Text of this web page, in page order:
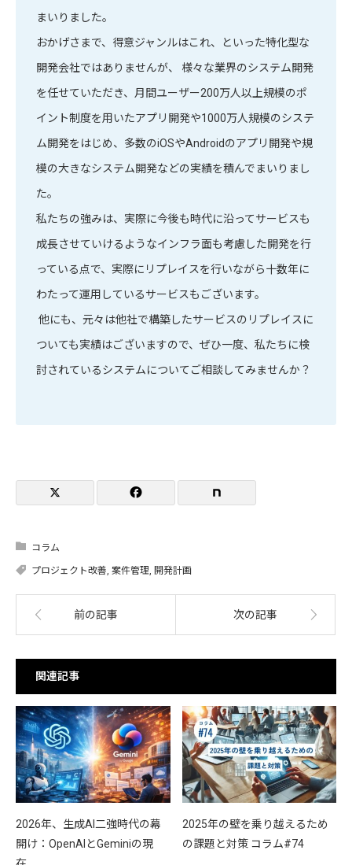
まいりました。
おかげさまで、得意ジャンルはこれ、といった特化型な
開発会社ではありませんが、 様々な業界のシステム開発
を任せていただき、月間ユーザー200万人以上規模のポ
イント制度を用いたアプリ開発や1000万人規模のシステ
ム開発をはじめ、多数のiOSやAndroidのアプリ開発や規
模の大きなシステム開発などの実績を積んでまいりまし
た。
私たちの強みは、実際に今後も時代に沿ってサービスも
成長させていけるようなインフラ面も考慮した開発を行
っている点で、実際にリプレイスを行いながら十数年に
わたって運用しているサービスもございます。
他にも、元々は他社で構築したサービスのリプレイスに
ついても実績はございますので、ぜひ一度、私たちに検
討されているシステムについてご相談してみませんか？
コラム
プロジェクト改善, 案件管理, 開発計画
前の記事 次の記事
関連記事
2026年、生成AI二強時代の幕
開け：OpenAIとGeminiの現
2025年の壁を乗り越えるため
の課題と対策 コラム#74